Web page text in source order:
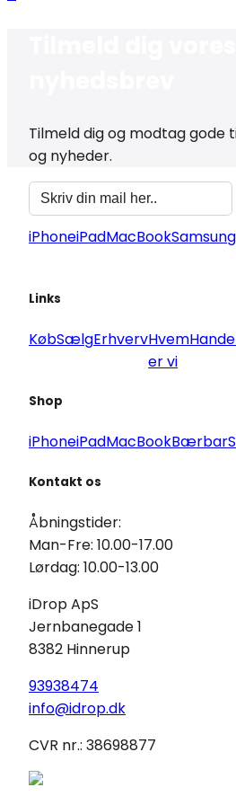
Tilmeld dig og modtag gode
og nyheder.
iPhoneiPadMacBookSamsung
Links
KøbSælgErhvervHvem
er vi
Shop
iPhoneiPadMacBookBærbar
Kontakt os
Åbningstider:
Man-Fre: 10.00-17.00
Lørdag: 10.00-13.00
iDrop ApS
Jernbanegade 1
8382 Hinnerup
93938474
info@idrop.dk
CVR nr.: 38698877